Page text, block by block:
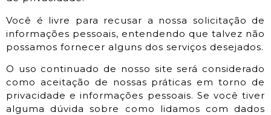
Você é livre para recusar a nossa solicitação de
informações pessoais, entendendo que talvez não
possamos fornecer alguns dos serviços desejados.
O uso continuado de nosso site será considerado
como aceitação de nossas práticas em torno de
privacidade e informações pessoais. Se você tiver
alguma dúvida sobre como lidamos com dados